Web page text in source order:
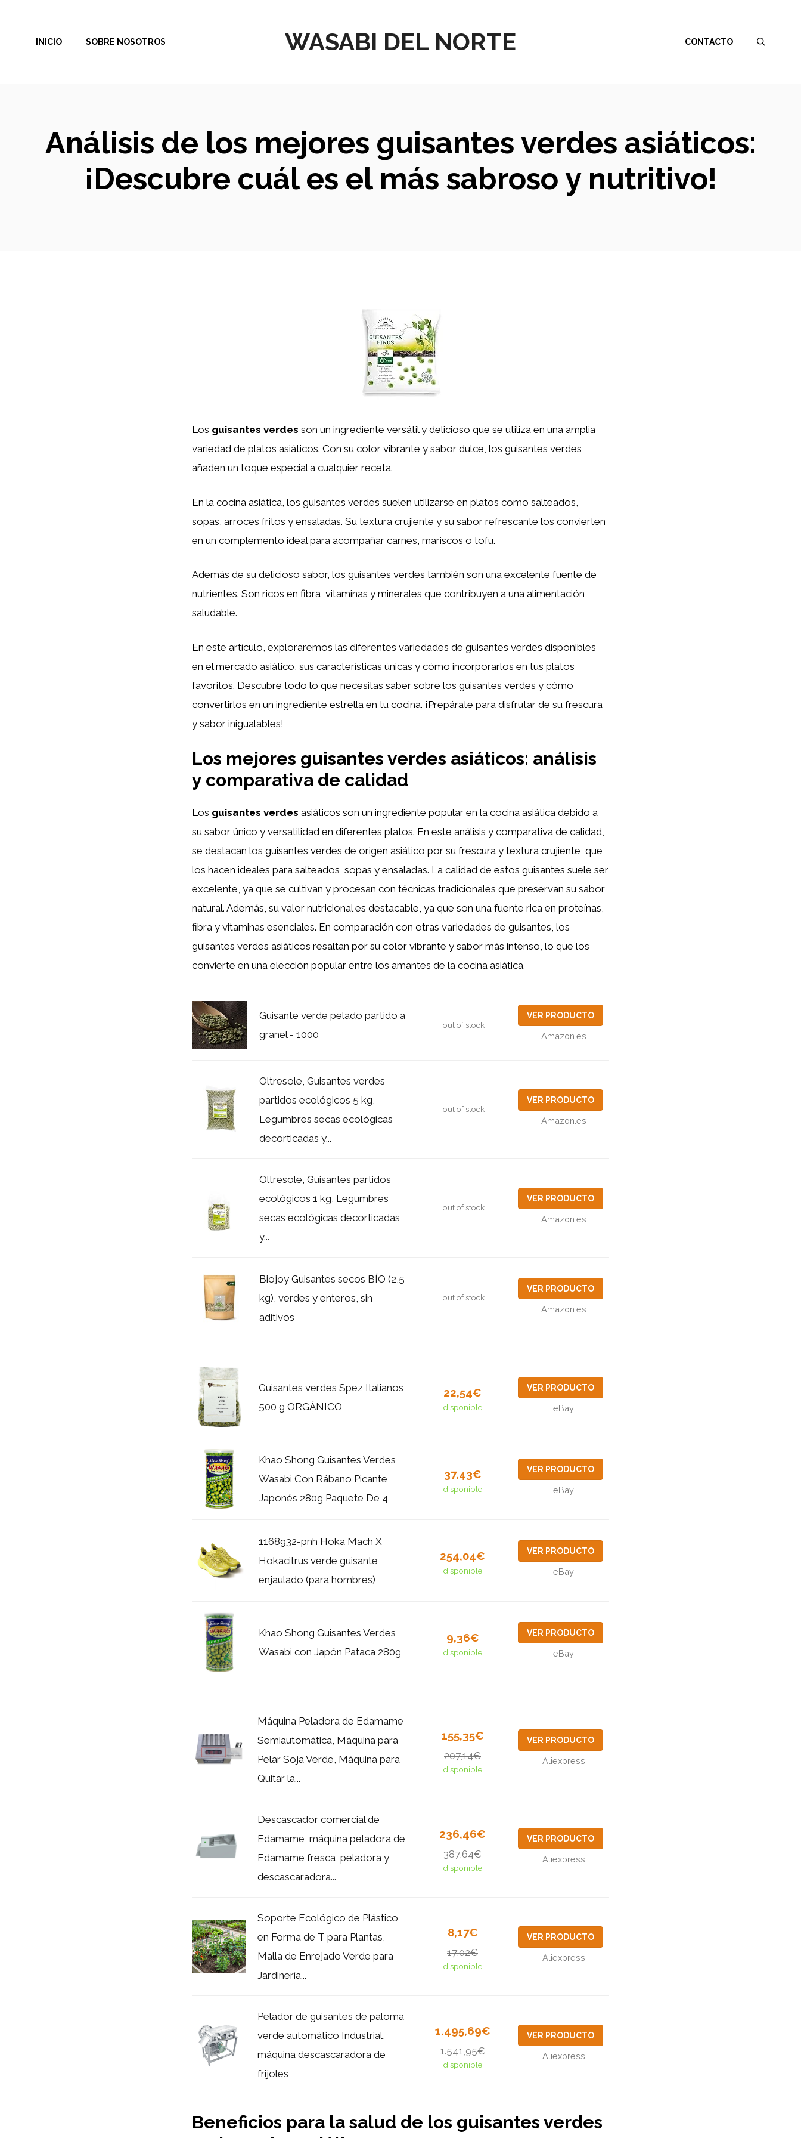
contenido
WASABI DEL NORTE
INICIO SOBRE NOSOTROS CONTACTO
Análisis de los mejores guisantes verdes asiáticos:
¡Descubre cuál es el más sabroso y nutritivo!
Los guisantes verdes son un ingrediente versátil y delicioso que se utiliza en una amplia
variedad de platos asiáticos. Con su color vibrante y sabor dulce, los guisantes verdes
añaden un toque especial a cualquier receta.
En la cocina asiática, los guisantes verdes suelen utilizarse en platos como salteados,
sopas, arroces fritos y ensaladas. Su textura crujiente y su sabor refrescante los convierten
en un complemento ideal para acompañar carnes, mariscos o tofu.
Además de su delicioso sabor, los guisantes verdes también son una excelente fuente de
nutrientes. Son ricos en fibra, vitaminas y minerales que contribuyen a una alimentación
saludable.
En este artículo, exploraremos las diferentes variedades de guisantes verdes disponibles
en el mercado asiático, sus características únicas y cómo incorporarlos en tus platos
favoritos. Descubre todo lo que necesitas saber sobre los guisantes verdes y cómo
convertirlos en un ingrediente estrella en tu cocina. ¡Prepárate para disfrutar de su frescura
y sabor inigualables!
Los mejores guisantes verdes asiáticos: análisis
y comparativa de calidad
Los guisantes verdes asiáticos son un ingrediente popular en la cocina asiática debido a
su sabor único y versatilidad en diferentes platos. En este análisis y comparativa de calidad,
se destacan los guisantes verdes de origen asiático por su frescura y textura crujiente, que
los hacen ideales para salteados, sopas y ensaladas. La calidad de estos guisantes suele ser
excelente, ya que se cultivan y procesan con técnicas tradicionales que preservan su sabor
natural. Además, su valor nutricional es destacable, ya que son una fuente rica en proteínas,
fibra y vitaminas esenciales. En comparación con otras variedades de guisantes, los
guisantes verdes asiáticos resaltan por su color vibrante y sabor más intenso, lo que los
convierte en una elección popular entre los amantes de la cocina asiática.
Guisante verde pelado partido a
granel - 1000
out of stock
VER PRODUCTO
Amazon.es
Oltresole, Guisantes verdes
partidos ecológicos 5 kg,
Legumbres secas ecológicas
decorticadas y...
out of stock
VER PRODUCTO
Amazon.es
Oltresole, Guisantes partidos
ecológicos 1 kg, Legumbres
secas ecológicas decorticadas
y...
out of stock
VER PRODUCTO
Amazon.es
Biojoy Guisantes secos BÍO (2,5
kg), verdes y enteros, sin
aditivos
out of stock
VER PRODUCTO
Amazon.es
Guisantes verdes Spez Italianos
500 g ORGÁNICO
22,54€
disponible
VER PRODUCTO
eBay
Khao Shong Guisantes Verdes
Wasabi Con Rábano Picante
Japonés 280g Paquete De 4
37,43€
disponible
VER PRODUCTO
eBay
1168932-pnh Hoka Mach X
Hokacitrus verde guisante
enjaulado (para hombres)
254,04€
disponible
VER PRODUCTO
eBay
Khao Shong Guisantes Verdes
Wasabi con Japón Pataca 280g
9,36€
disponible
VER PRODUCTO
eBay
Máquina Peladora de Edamame
Semiautomática, Máquina para
Pelar Soja Verde, Máquina para
Quitar la...
155,35€
207,14€
disponible
VER PRODUCTO
Aliexpress
Descascador comercial de
Edamame, máquina peladora de
Edamame fresca, peladora y
descascaradora...
236,46€
387,64€
disponible
VER PRODUCTO
Aliexpress
Soporte Ecológico de Plástico
en Forma de T para Plantas,
Malla de Enrejado Verde para
Jardinería...
8,17€
17,02€
disponible
VER PRODUCTO
Aliexpress
Pelador de guisantes de paloma
verde automático Industrial,
máquina descascaradora de
frijoles
1.495,69€
1.541,95€
disponible
VER PRODUCTO
Aliexpress
Beneficios para la salud de los guisantes verdes